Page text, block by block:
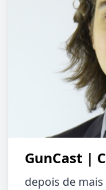
GunCast |
depois de